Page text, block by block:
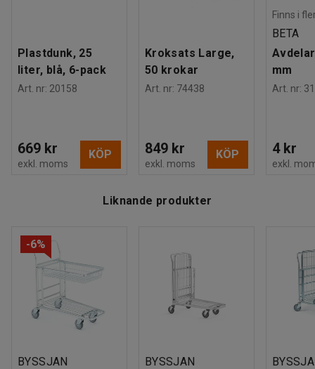
Estimerad hanteringstid/person
Min
15,9
kg
Montering : Levereras omonterad
Plastdunk, 25
liter, blå, 6-pack
Art. nr: 20158
669 kr
exkl. moms
KÖP
Kroksats Large,
50 krokar
Art. nr: 74438
849 kr
exkl. moms
KÖP
Finns i
BETA
mm
Art. nr:
4 kr
exkl.
Liknande produkter
-6%
BYSSJAN
BYSSJAN